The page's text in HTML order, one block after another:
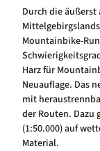
Durch die
Mountainbike-
Harz für
Neuauflage. Das
mit
der Routen. Dazu
(1:50.000) auf
Material.